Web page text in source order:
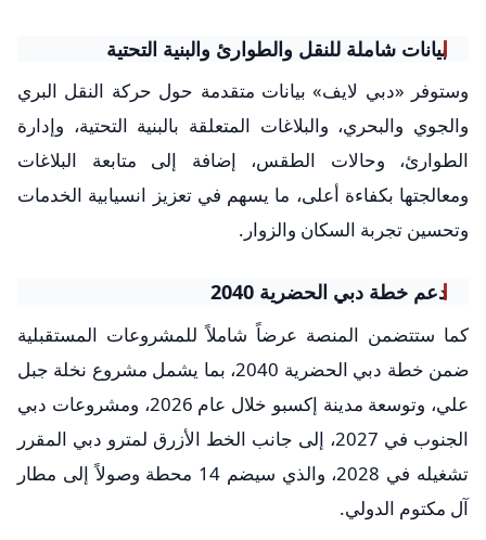
بيانات شاملة للنقل والطوارئ والبنية التحتية
وستوفر «دبي لايف» بيانات متقدمة حول حركة النقل البري
والجوي والبحري، والبلاغات المتعلقة بالبنية التحتية، وإدارة
الطوارئ، وحالات الطقس، إضافة إلى متابعة البلاغات
ومعالجتها بكفاءة أعلى، ما يسهم في تعزيز انسيابية الخدمات
وتحسين تجربة السكان والزوار.
دعم خطة دبي الحضرية 2040
كما ستتضمن المنصة عرضاً شاملاً للمشروعات المستقبلية
ضمن خطة دبي الحضرية 2040، بما يشمل مشروع نخلة جبل
علي، وتوسعة مدينة إكسبو خلال عام 2026، ومشروعات دبي
الجنوب في 2027، إلى جانب الخط الأزرق لمترو دبي المقرر
تشغيله في 2028، والذي سيضم 14 محطة وصولاً إلى مطار
آل مكتوم الدولي.